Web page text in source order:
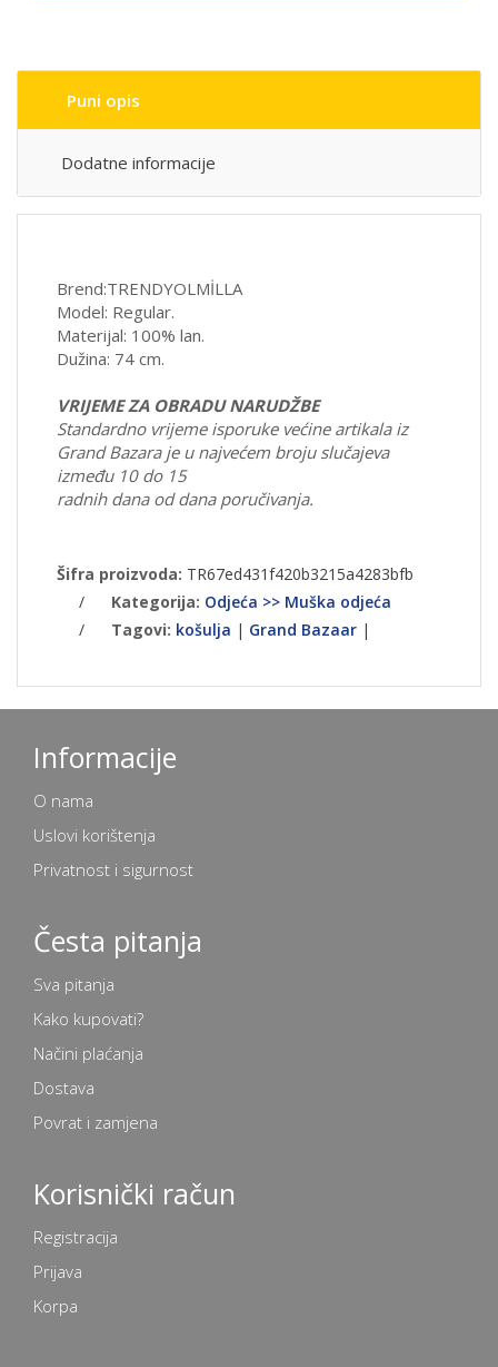
Puni opis
Dodatne informacije
Brend:TRENDYOLMİLLA
Model: Regular.
Materijal: 100% lan.
Dužina: 74 cm.
VRIJEME ZA OBRADU NARUDŽBE
Standardno vrijeme isporuke većine artikala iz
Grand Bazara je u najvećem broju slučajeva
između 10 do 15
radnih dana od dana poručivanja.
Šifra proizvoda: TR67ed431f420b3215a4283bfb
/
Kategorija: Odjeća >> Muška odjeća
/
Tagovi: košulja | Grand Bazaar |
Informacije
O nama
Uslovi korištenja
Privatnost i sigurnost
Česta pitanja
Sva pitanja
Kako kupovati?
Načini plaćanja
Dostava
Povrat i zamjena
Korisnički račun
Registracija
Prijava
Korpa